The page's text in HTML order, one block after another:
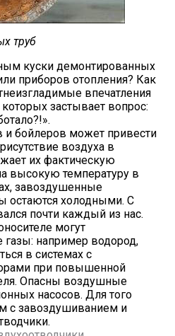
труб
куски демонтированных
приборов отопления? Как
впечатления
застывает вопрос:
и бойлеров может привести
воздуха в
их фактическую
высокую температуру в
завоздушенные
остаются холодными. С
почти каждый из нас.
могут
газы: например водород,
в системах с
при повышенной
Опасны воздушные
насосов. Для того
с завоздушиванием и